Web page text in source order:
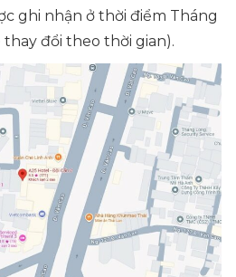
ghi nhận ở thời điểm Tháng
thay đổi theo thời gian).